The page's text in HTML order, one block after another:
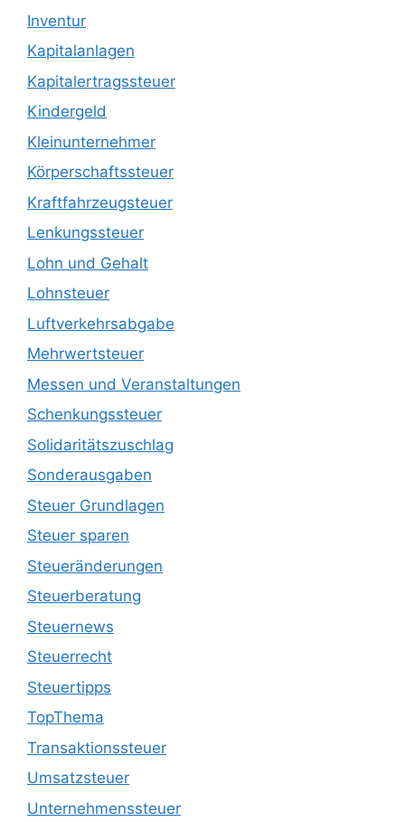
Inventur
Kapitalanlagen
Kapitalertragssteuer
Kindergeld
Kleinunternehmer
Körperschaftssteuer
Kraftfahrzeugsteuer
Lenkungssteuer
Lohn und Gehalt
Lohnsteuer
Luftverkehrsabgabe
Mehrwertsteuer
Messen und Veranstaltungen
Schenkungssteuer
Solidaritätszuschlag
Sonderausgaben
Steuer Grundlagen
Steuer sparen
Steueränderungen
Steuerberatung
Steuernews
Steuerrecht
Steuertipps
TopThema
Transaktionssteuer
Umsatzsteuer
Unternehmenssteuer